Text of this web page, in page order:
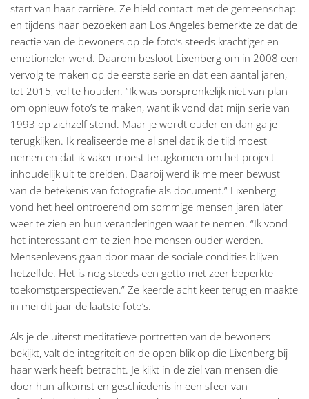
start van haar carrière. Ze hield contact met de gemeenschap
en tijdens haar bezoeken aan Los Angeles bemerkte ze dat de
reactie van de bewoners op de foto’s steeds krachtiger en
emotioneler werd. Daarom besloot Lixenberg om in 2008 een
vervolg te maken op de eerste serie en dat een aantal jaren,
tot 2015, vol te houden. “Ik was oorspronkelijk niet van plan
om opnieuw foto’s te maken, want ik vond dat mijn serie van
1993 op zichzelf stond. Maar je wordt ouder en dan ga je
terugkijken. Ik realiseerde me al snel dat ik de tijd moest
nemen en dat ik vaker moest terugkomen om het project
inhoudelijk uit te breiden. Daarbij werd ik me meer bewust
van de betekenis van fotografie als document.” Lixenberg
vond het heel ontroerend om sommige mensen jaren later
weer te zien en hun veranderingen waar te nemen. “Ik vond
het interessant om te zien hoe mensen ouder werden.
Mensenlevens gaan door maar de sociale condities blijven
hetzelfde. Het is nog steeds een getto met zeer beperkte
toekomstperspectieven.” Ze keerde acht keer terug en maakte
in mei dit jaar de laatste foto’s.
Als je de uiterst meditatieve portretten van de bewoners
bekijkt, valt de integriteit en de open blik op die Lixenberg bij
haar werk heeft betracht. Je kijkt in de ziel van mensen die
door hun afkomst en geschiedenis in een sfeer van